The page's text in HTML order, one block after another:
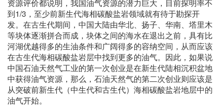
资源评价都说明，我国油气资源的潜力巨大，目前探明率不
到1/3，至少前新生代海相碳酸盐岩领域就有待于勘探开
发。在古生代期间，中国大陆由华北、扬子、华南、塔里木
等块体逐渐拼合而成，块体之间的海水在退出之前，具有比
河湖优越得多的生油条件和广阔得多的容纳空间，从而应该
在古生代海相碳酸盐岩层中找到更多的油气。因此，如果说
中国石油天然气工业的第一次创业是在新生代陆相沉积盆地
中获得油气资源，那么，石油天然气的第二次创业则应该是
从突破前新生代（中生代和古生代）海相碳酸盐岩地层中的
油气开始。